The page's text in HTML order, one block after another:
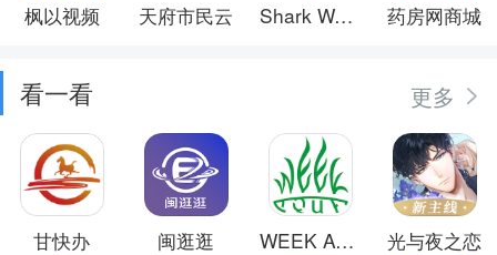
枫以视频 天府市民云 Shark Wear 药房网商城
看一看 更多
甘快办 闽逛逛 WEEK AQUA 光与夜之恋